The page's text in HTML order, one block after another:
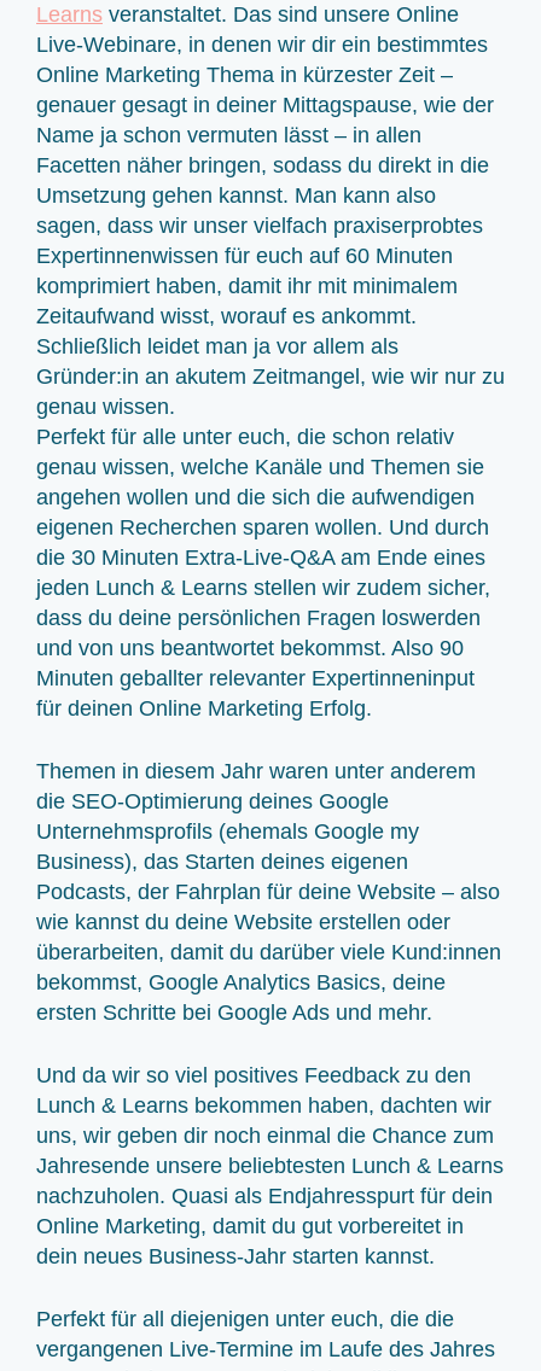
Learns veranstaltet. Das sind unsere Online
Live-Webinare, in denen wir dir ein bestimmtes
Online Marketing Thema in kürzester Zeit –
genauer gesagt in deiner Mittagspause, wie der
Name ja schon vermuten lässt – in allen
Facetten näher bringen, sodass du direkt in die
Umsetzung gehen kannst. Man kann also
sagen, dass wir unser vielfach praxiserprobtes
Expertinnenwissen für euch auf 60 Minuten
komprimiert haben, damit ihr mit minimalem
Zeitaufwand wisst, worauf es ankommt.
Schließlich leidet man ja vor allem als
Gründer:in an akutem Zeitmangel, wie wir nur zu
genau wissen.
Perfekt für alle unter euch, die schon relativ
genau wissen, welche Kanäle und Themen sie
angehen wollen und die sich die aufwendigen
eigenen Recherchen sparen wollen. Und durch
die 30 Minuten Extra-Live-Q&A am Ende eines
jeden Lunch & Learns stellen wir zudem sicher,
dass du deine persönlichen Fragen loswerden
und von uns beantwortet bekommst. Also 90
Minuten geballter relevanter Expertinneninput
für deinen Online Marketing Erfolg.
Themen in diesem Jahr waren unter anderem
die SEO-Optimierung deines Google
Unternehmsprofils (ehemals Google my
Business), das Starten deines eigenen
Podcasts, der Fahrplan für deine Website – also
wie kannst du deine Website erstellen oder
überarbeiten, damit du darüber viele Kund:innen
bekommst, Google Analytics Basics, deine
ersten Schritte bei Google Ads und mehr.
Und da wir so viel positives Feedback zu den
Lunch & Learns bekommen haben, dachten wir
uns, wir geben dir noch einmal die Chance zum
Jahresende unsere beliebtesten Lunch & Learns
nachzuholen. Quasi als Endjahresspurt für dein
Online Marketing, damit du gut vorbereitet in
dein neues Business-Jahr starten kannst.
Perfekt für all diejenigen unter euch, die die
vergangenen Live-Termine im Laufe des Jahres